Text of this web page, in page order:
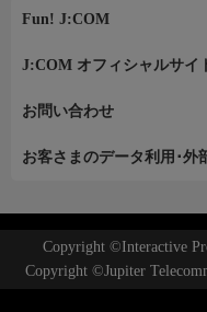
Fun! J:COM
J:COM オフィシャルサイ
お問い合わせ
お客さまのデータ利用･外
Copyright ©Interactive
Copyright ©Jupiter